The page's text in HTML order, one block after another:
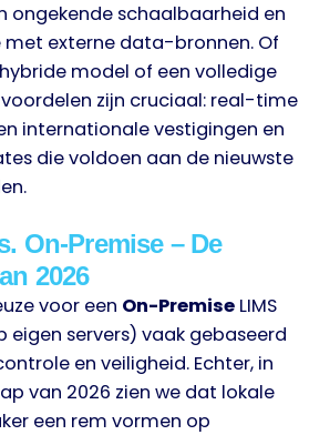
ongekende schaalbaarheid en
externe data-bronnen. Of
model of een volledige
zijn cruciaal: real-time
internationale vestigingen en
die voldoen aan de nieuwste
On-Premise – De
2026
voor een On-Premise LIMS
eigen servers) vaak gebaseerd
en veiligheid. Echter, in
van 2026 zien we dat lokale
een rem vormen op